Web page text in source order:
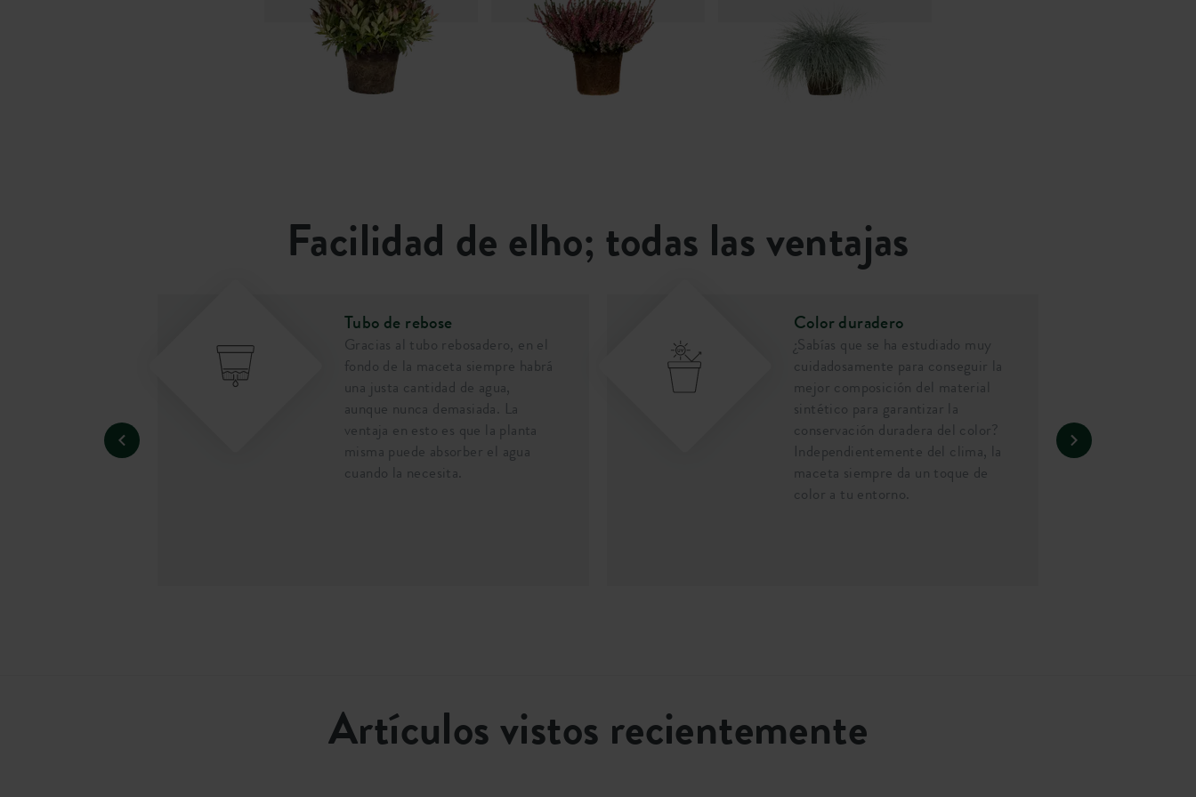
Facilidad de elho; todas las ventajas
Tubo de rebose
Gracias al tubo rebosadero, en el
fondo de la maceta siempre habrá
una justa cantidad de agua,
aunque nunca demasiada. La
ventaja en esto es que la planta
misma puede absorber el agua
cuando la necesita.
Color duradero
¿Sabías que se ha estudiado muy
cuidadosamente para conseguir la
mejor composición del material
sintético para garantizar la
conservación duradera del color?
Independientemente del clima, la
maceta siempre da un toque de
color a tu entorno.
Artículos vistos recientemente